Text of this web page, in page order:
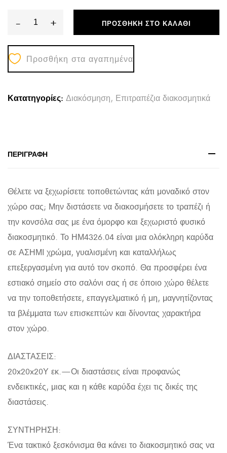
-
ΕΠΙΤΡΑΠΕΖΙΟ
ΔΙΑΚΟΣΜΗΤΙΚΟ
HM4326.04
ΚΑΡΥΔΑ
ΑΣΗΜΙ
quantity
+ ΠΡΟΣΘΉΚΗ ΣΤΟ ΚΑΛΆΘΙ
Προσθήκη στα αγαπημένα
Κατατηγορίες: Διακόσμηση, Επιτραπέζια διακοσμητικά
ΠΕΡΙΓΡΑΦΉ
Θέλετε να ξεχωρίσετε τοποθετώντας κάτι μοναδικό στον
χώρο σας; Μην διστάσετε να διακοσμήσετε το τραπέζι ή
την κονσόλα σας με ένα όμορφο και ξεχωριστό φυσικό
διακοσμητικό. Το ΗΜ4326.04 είναι μια ολόκληρη καρύδα
σε ΑΣΗΜΙ χρώμα, γυαλισμένη και καταλλήλως
επεξεργασμένη για αυτό τον σκοπό. Θα προσφέρει ένα
εστιακό σημείο στο σαλόνι σας ή σε όποιο χώρο θέλετε
να την τοποθετήσετε, επαγγελματικό ή μη, μαγνητίζοντας
τα βλέμματα των επισκεπτών και δίνοντας χαρακτήρα
στον χώρο.
ΔΙΑΣΤΑΣΕΙΣ:
20x20x20Υ εκ.—Οι διαστάσεις είναι προφανώς
ενδεικτικές, μιας και η κάθε καρύδα έχει τις δικές της
διαστάσεις.
ΣΥΝΤΗΡΗΣΗ:
Ένα τακτικό ξεσκόνισμα θα κάνει το διακοσμητικό σας να